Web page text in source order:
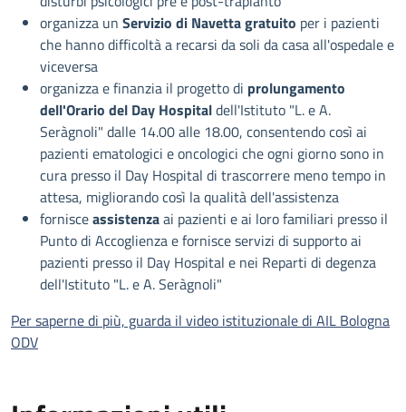
organizza un Servizio di Navetta gratuito per i pazienti
che hanno difficoltà a recarsi da soli da casa all'ospedale e
viceversa
organizza e finanzia il progetto di prolungamento
dell'Orario del Day Hospitaldell'Istituto "L. e A.
Seràgnoli" dalle 14.00 alle 18.00, consentendo così ai
pazienti ematologici e oncologici che ogni giorno sono in
cura presso il Day Hospital di trascorrere meno tempo in
attesa, migliorando così la qualità dell'assistenza
fornisceassistenzaai pazienti e ai loro familiari presso il
Punto di Accoglienza e fornisce servizi di supporto ai
pazienti presso il Day Hospital e nei Reparti di degenza
dell'Istituto "L. e A. Seràgnoli"
Per saperne di più, guarda il video istituzionale di AIL Bologna
ODV